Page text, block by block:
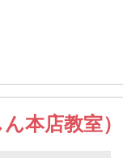
本店教室）